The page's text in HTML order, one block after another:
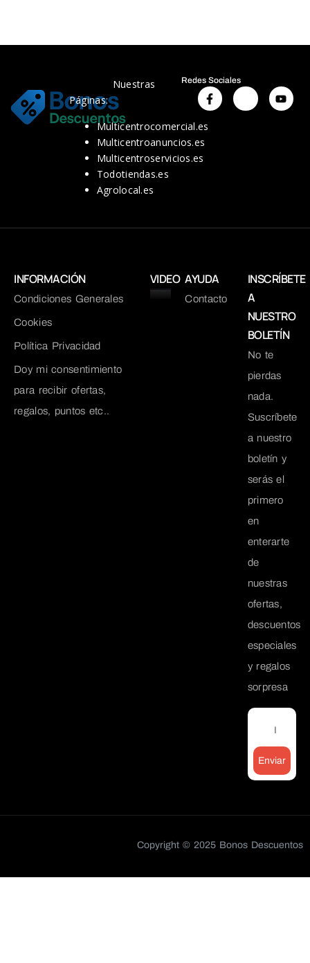
Nuestras
Páginas:
Multicentrocomercial.es
Multicentroanuncios.es
Multicentroservicios.es
Todotiendas.es
Agrolocal.es
Redes Sociales
INFORMACIÓN
Condiciones Generales
Cookies
Política Privacidad
Doy mi consentimiento
para recibir ofertas,
regalos, puntos etc..
VIDEO AYUDA
Contacto
INSCRÍBETE
A
NUESTRO
BOLETÍN
No te
pierdas
nada.
Suscríbete
a nuestro
boletín y
serás el
primero
en
enterarte
de
nuestras
ofertas,
descuentos
especiales
y regalos
sorpresa
Enviar
Copyright © 2025 Bonos Descuentos